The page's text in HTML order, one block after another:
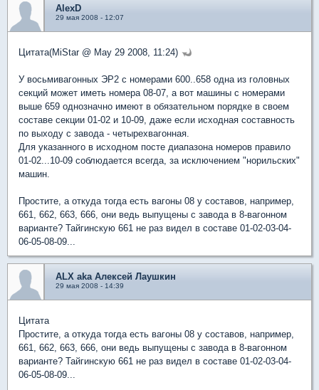
AlexD
29 мая 2008 - 12:07
Цитата(MiStar @ May 29 2008, 11:24)
У восьмивагонных ЭР2 с номерами 600..658 одна из головных
секций может иметь номера 08-07, а вот машины с номерами
выше 659 однозначно имеют в обязательном порядке в своем
составе секции 01-02 и 10-09, даже если исходная составность
по выходу с завода - четырехвагонная.
Для указанного в исходном посте диапазона номеров правило
01-02...10-09 соблюдается всегда, за исключением "норильских"
машин.
Простите, а откуда тогда есть вагоны 08 у составов, например,
661, 662, 663, 666, они ведь выпущены с завода в 8-вагонном
варианте? Тайгинскую 661 не раз видел в составе 01-02-03-04-
06-05-08-09...
ALX aka Алексей Лаушкин
29 мая 2008 - 14:39
Цитата
Простите, а откуда тогда есть вагоны 08 у составов, например,
661, 662, 663, 666, они ведь выпущены с завода в 8-вагонном
варианте? Тайгинскую 661 не раз видел в составе 01-02-03-04-
06-05-08-09...